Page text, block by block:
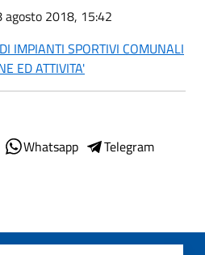
agosto 2018, 15:42
IMPIANTI SPORTIVI COMUNALI
ED ATTIVITA'
Whatsapp
Telegram